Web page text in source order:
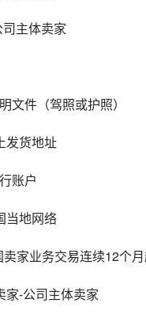
主体卖家
文件（驾照或护照）
发货地址
账户
当地网络
家业务交易连续12个
家-公司主体卖家